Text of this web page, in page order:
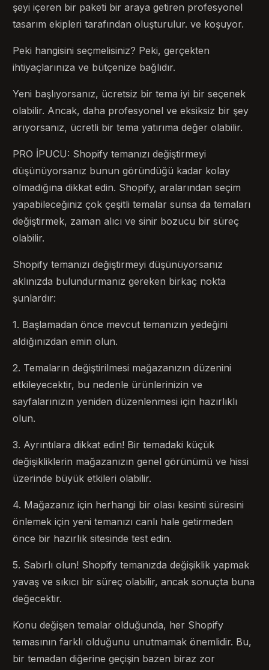
şeyi içeren bir paketi bir araya getiren profesyonel
tasarım ekipleri tarafından oluşturulur. ve koşuyor.
Peki hangisini seçmelisiniz? Peki, gerçekten
ihtiyaçlarınıza ve bütçenize bağlıdır.
Yeni başlıyorsanız, ücretsiz bir tema iyi bir seçenek
olabilir. Ancak, daha profesyonel ve eksiksiz bir şey
arıyorsanız, ücretli bir tema yatırıma değer olabilir.
PRO İPUCU: Shopify temanızı değiştirmeyi
düşünüyorsanız bunun göründüğü kadar kolay
olmadığına dikkat edin. Shopify, aralarından seçim
yapabileceğiniz çok çeşitli temalar sunsa da temaları
değiştirmek, zaman alıcı ve sinir bozucu bir süreç
olabilir.
Shopify temanızı değiştirmeyi düşünüyorsanız
aklınızda bulundurmanız gereken birkaç nokta
şunlardır:
1. Başlamadan önce mevcut temanızın yedeğini
aldığınızdan emin olun.
2. Temaların değiştirilmesi mağazanızın düzenini
etkileyecektir, bu nedenle ürünlerinizin ve
sayfalarınızın yeniden düzenlenmesi için hazırlıklı
olun.
3. Ayrıntılara dikkat edin! Bir temadaki küçük
değişikliklerin mağazanızın genel görünümü ve hissi
üzerinde büyük etkileri olabilir.
4. Mağazanız için herhangi bir olası kesinti süresini
önlemek için yeni temanızı canlı hale getirmeden
önce bir hazırlık sitesinde test edin.
5. Sabırlı olun! Shopify temanızda değişiklik yapmak
yavaş ve sıkıcı bir süreç olabilir, ancak sonuçta buna
değecektir.
Konu değişen temalar olduğunda, her Shopify
temasının farklı olduğunu unutmamak önemlidir. Bu,
bir temadan diğerine geçişin bazen biraz zor